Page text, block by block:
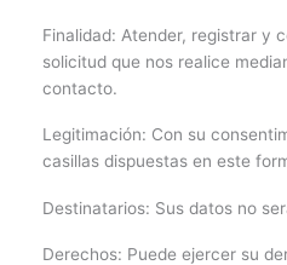
Finalidad: Atender, registrar y
solicitud que nos realice
contacto.
Legitimación: Con su
casillas dispuestas en este
Destinatarios: Sus datos no
Derechos: Puede ejercer su